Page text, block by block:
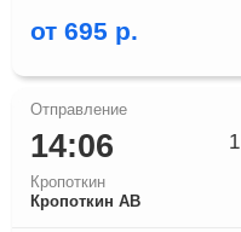
от 695 р.
14:06
Кропоткин
Кропоткин АВ
1